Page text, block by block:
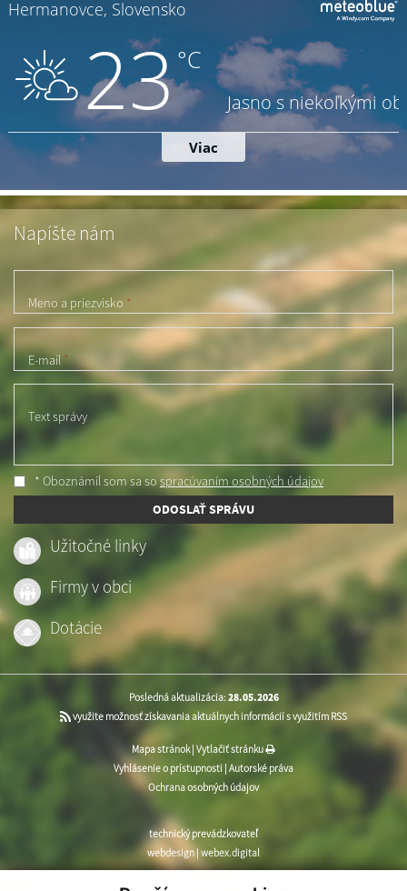
Napíšte nám
Meno a priezvisko *
E-mail*
Text správy
* Oboznámil som sa sospracúvaním osobných údajov
ODOSLAŤ SPRÁVU
Užitočné linky
Firmy v obci
Dotácie
Posledná aktualizácia: 28.05.2026
využite možnosť získavania aktuálnych informácií s využitím RSS
Mapa stránok| Vytlačiť stránku
Vyhlásenie o prístupnosti Autorské práva
Ochrana osobných údajov
technický prevádzkovateľ
webdesign webex.digital
CMS systém (redakčný) systém ECHELON 2